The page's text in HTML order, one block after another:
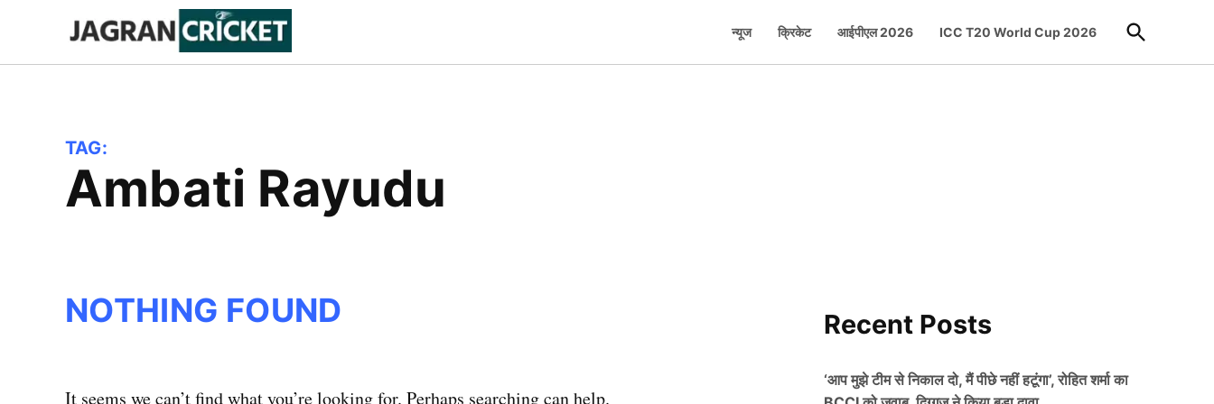
content
Cricket
न्यूज क्रिकेट आईपीएल 2026 ICC T20 World Cup 2026
Open
Search
TAG:
Ambati Rayudu
NOTHING FOUND
It seems we can’t find what you’re looking for. Perhaps searching can help.
Recent Posts
‘आप मुझे टीम से निकाल दो, मैं पीछे नहीं हटूंगा’, रोहित शर्मा का